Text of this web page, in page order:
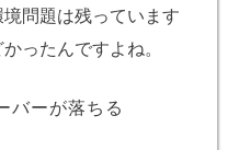
問題は残っています
ったんですよね。
バーが落ちる